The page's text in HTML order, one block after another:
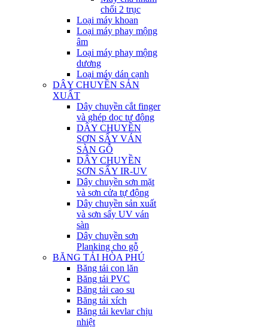
chổi 2 trục
Loại máy khoan
Loại máy phay mộng
âm
Loại máy phay mộng
dương
Loại máy dán cạnh
DÂY CHUYỀN SẢN
XUẤT
Dây chuyền cắt finger
và ghép dọc tự động
DÂY CHUYỀN
SƠN SẤY VÁN
SÀN GỖ
DÂY CHUYỀN
SƠN SẤY IR-UV
Dây chuyền sơn mặt
và sơn cửa tự động
Dây chuyền sản xuất
và sơn sấy UV ván
sàn
Dây chuyền sơn
Planking cho gỗ
BĂNG TẢI HÒA PHÚ
Băng tải con lăn
Băng tải PVC
Băng tải cao su
Băng tải xích
Băng tải kevlar chịu
nhiệt